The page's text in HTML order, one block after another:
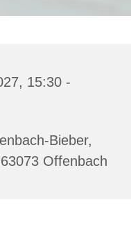
15:30 -
Bieber,
Offenbach